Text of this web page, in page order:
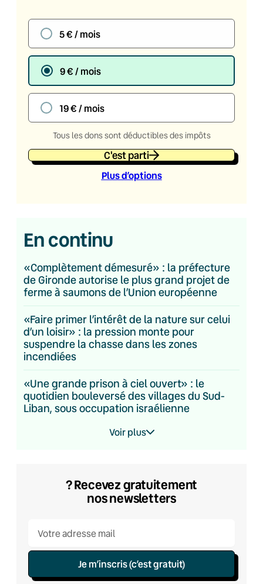
5 € / mois
9 € / mois
19 € / mois
Tous les dons sont déductibles des impôts
C'est parti
Plus d’options
En continu
«Complètement démesuré» : la préfecture
de Gironde autorise le plus grand projet de
ferme à saumons de l’Union européenne
«Faire primer l’intérêt de la nature sur celui
d’un loisir» : la pression monte pour
suspendre la chasse dans les zones
incendiées
«Une grande prison à ciel ouvert» : le
quotidien bouleversé des villages du Sud-
Liban, sous occupation israélienne
Voir plus
? Recevez gratuitement
nos newsletters
Je m’inscris (c’est gratuit)